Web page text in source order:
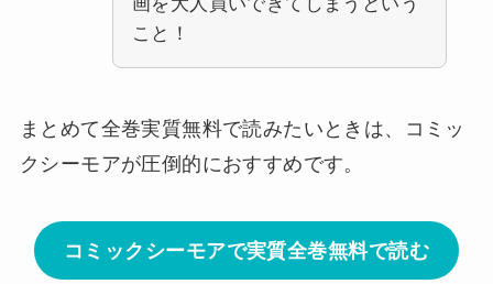
こと！
まとめて全巻実質無料で読みたいときは、コミッ
クシーモアが圧倒的におすすめです。
コミックシーモアで実質全巻無料で読む